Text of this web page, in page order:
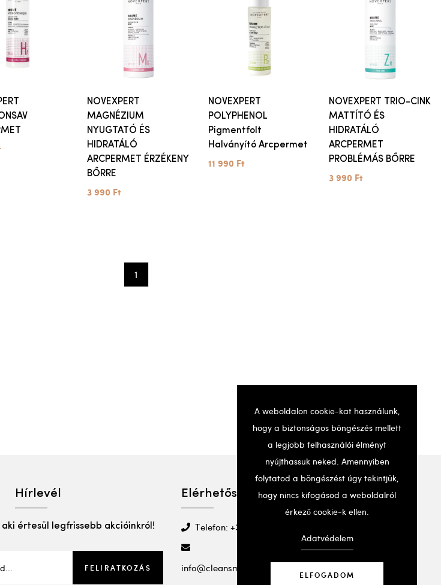
NOVEXPERT
MAGNÉZIUM
NYUGTATÓ ÉS
HIDRATÁLÓ
ARCPERMET ÉRZÉKENY
BŐRRE
3 990 Ft
NOVEXPERT
POLYPHENOL
Pigmentfolt
Halványító Arcpermet
11 990 Ft
NOVEXPERT TRIO-CINK
MATTÍTÓ ÉS
HIDRATÁLÓ
ARCPERMET
PROBLÉMÁS BŐRRE
3 990 Ft
1
Hírlevél
értesül legfrissebb akcióinkról!
FELIRATKOZÁS
Elérhetőségek
Telefon: +36 20 501 2295
info@cleansmartbeauty.com
A weboldalon cookie-kat használunk,
hogy a biztonságos böngészés mellett
a legjobb felhasználói élményt
nyújthassuk neked. Amennyiben
folytatod a böngészést úgy tekintjük,
hogy nincs kifogásod a weboldalról
érkező cookie-k ellen.
Adatvédelem
ELFOGADOM